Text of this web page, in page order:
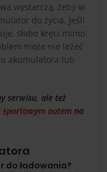
wystarczą, żeby w
do życia. Jeśli
słabo kręci mimo
może nie leżeć
akumulatora lub
serwisu, ale też
sportowym autem na
do ładowania?